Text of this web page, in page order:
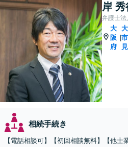
岸
弁護士法
大
阪
府
|
相続手続き
【電話相談可】【初回相談無料】【他士